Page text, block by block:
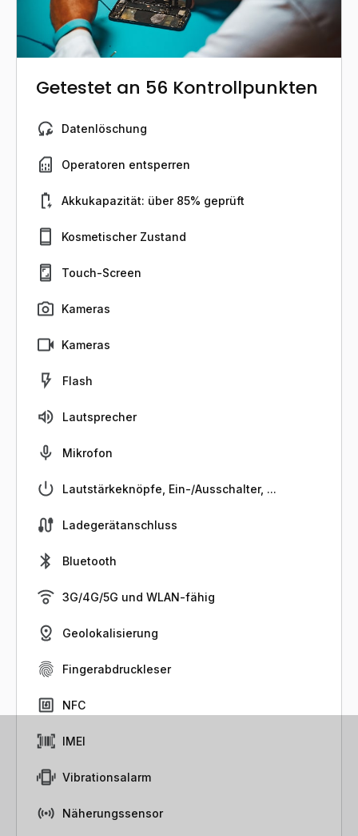
Getestet an 56 Kontrollpunkten
Datenlöschung
Operatoren entsperren
Akkukapazität: über 85% geprüft
Kosmetischer Zustand
Touch-Screen
Kameras
Kameras
Flash
Lautsprecher
Mikrofon
Lautstärkeknöpfe, Ein-/Ausschalter, ...
Ladegerätanschluss
Bluetooth
3G/4G/5G und WLAN-fähig
Geolokalisierung
Fingerabdruckleser
NFC
IMEI
Vibrationsalarm
Näherungssensor